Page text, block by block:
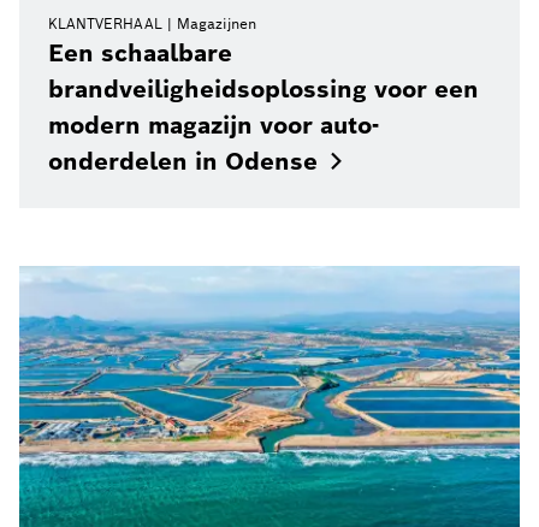
KLANTVERHAAL Magazijnen
Een schaalbare
brandveiligheidsoplossing voor een
modern magazijn voor auto-
onderdelen in Odense